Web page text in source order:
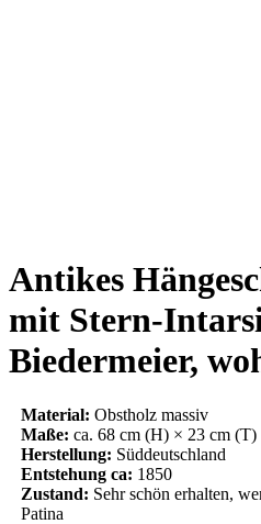
Antikes
mit Stern-
Biedermeier,
Material: Obstholz massiv
Maße: ca. 68 cm (H) × 23 cm
Herstellung: Süddeutschland
Entstehung ca: 1850
Zustand: Sehr schön erhalten,
Patina